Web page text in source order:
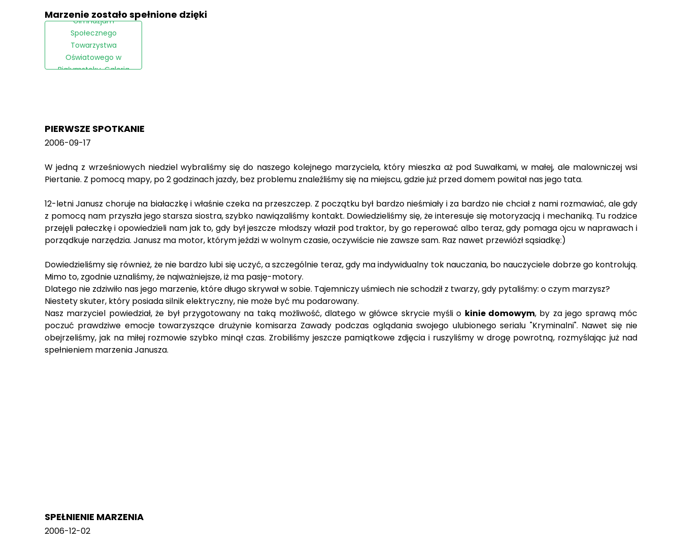
Marzenie zostało spełnione dzięki
Ogólnokształcące i
Gimnazjum
Społecznego
Towarzystwa
Oświatowego w
Białymstoku, Galeria
PIERWSZE SPOTKANIE
2006-09-17
W jedną z wrześniowych niedziel wybraliśmy się do naszego kolejnego marzyciela, który mieszka aż pod Suwałkami, w małej, ale malowniczej wsi
Piertanie. Z pomocą mapy, po 2 godzinach jazdy, bez problemu znaleźliśmy się na miejscu, gdzie już przed domem powitał nas jego tata.
12-letni Janusz choruje na białaczkę i właśnie czeka na przeszczep. Z początku był bardzo nieśmiały i za bardzo nie chciał z nami rozmawiać, ale gdy
z pomocą nam przyszła jego starsza siostra, szybko nawiązaliśmy kontakt. Dowiedzieliśmy się, że interesuje się motoryzacją i mechaniką. Tu rodzice
przejęli pałeczkę i opowiedzieli nam jak to, gdy był jeszcze młodszy właził pod traktor, by go reperować albo teraz, gdy pomaga ojcu w naprawach i
porządkuje narzędzia. Janusz ma motor, którym jeździ w wolnym czasie, oczywiście nie zawsze sam. Raz nawet przewiózł sąsiadkę:)
Dowiedzieliśmy się również, że nie bardzo lubi się uczyć, a szczególnie teraz, gdy ma indywidualny tok nauczania, bo nauczyciele dobrze go kontrolują.
Mimo to, zgodnie uznaliśmy, że najważniejsze, iż ma pasję-motory.
Dlatego nie zdziwiło nas jego marzenie, które długo skrywał w sobie. Tajemniczy uśmiech nie schodził z twarzy, gdy pytaliśmy: o czym marzysz?
Niestety skuter, który posiada silnik elektryczny, nie może być mu podarowany.
Nasz marzyciel powiedział, że był przygotowany na taką możliwość, dlatego w główce skrycie myśli o kinie domowym, by za jego sprawą móc
poczuć prawdziwe emocje towarzyszące drużynie komisarza Zawady podczas oglądania swojego ulubionego serialu "Kryminalni". Nawet się nie
obejrzeliśmy, jak na miłej rozmowie szybko minął czas. Zrobiliśmy jeszcze pamiątkowe zdjęcia i ruszyliśmy w drogę powrotną, rozmyślając już nad
spełnieniem marzenia Janusza.
SPEŁNIENIE MARZENIA
2006-12-02